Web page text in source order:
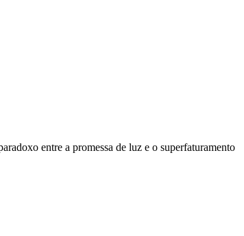
entre a promessa de luz e o superfaturamento